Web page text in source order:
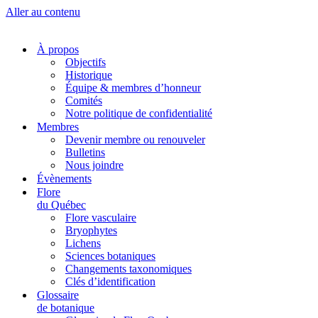
Aller au contenu
À propos
Objectifs
Historique
Équipe & membres d’honneur
Comités
Notre politique de confidentialité
Membres
Devenir membre ou renouveler
Bulletins
Nous joindre
Évènements
Flore
du Québec
Flore vasculaire
Bryophytes
Lichens
Sciences botaniques
Changements taxonomiques
Clés d’identification
Glossaire
de botanique